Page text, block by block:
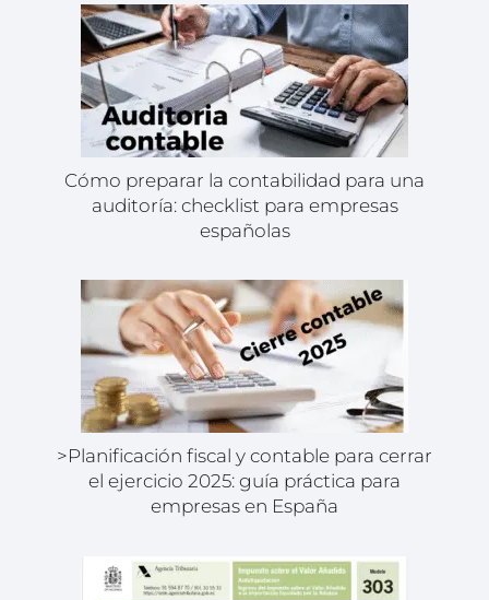
Cómo preparar la contabilidad para una
auditoría: checklist para empresas
españolas
>Planificación fiscal y contable para cerrar
el ejercicio 2025: guía práctica para
empresas en España